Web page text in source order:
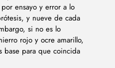
ensayo y error a lo
y nueve de cada
si no es lo
rojo y ocre amarillo,
base para que coincida